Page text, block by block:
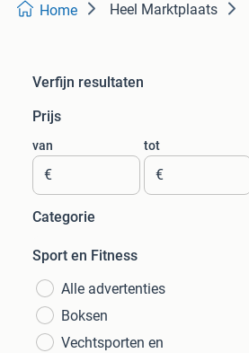
Home Heel Marktplaats
Verfijn resultaten
Prijs
van
€
tot
€
Categorie
Sport en Fitness
Alle advertenties
Boksen
Vechtsporten en